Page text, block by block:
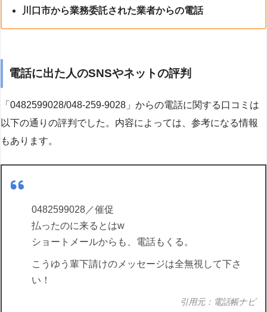
川口市から業務委託された業者からの電話
電話に出た人のSNSやネットの評判
「0482599028/048-259-9028」からの電話に関する口コミは
以下の通りの評判でした。内容によっては、参考になる情報
もあります。
0482599028／催促
払ったのに来るとはw
ショートメールからも、電話もくる。
こうゆう輩下請けのメッセージは全無視して下さ
い！
引用元：電話帳ナビ